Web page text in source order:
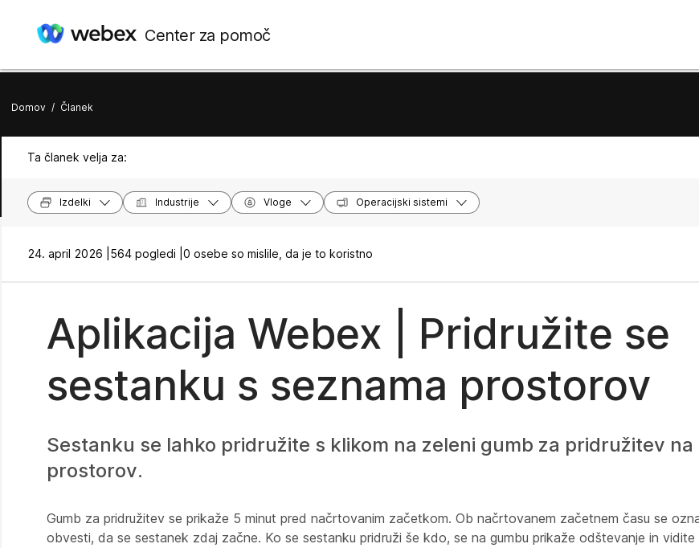
Center za pomoč
Domov / Članek
Ta članek velja za:
Izdelki Industrije Vloge Operacijski sistemi
24. april 2026 | 564 pogledi | 0 osebe so mislile, da je to koristno
Aplikacija Webex | Pridružite se
sestanku s seznama prostorov
Sestanku se lahko pridružite s klikom na zeleni gumb za pridružitev na
prostorov.
Gumb za pridružitev se prikaže 5 minut pred načrtovanim začetkom. Ob načrtovanem začetnem času se
obvesti, da se sestanek zdaj začne. Ko se sestanku pridruži še kdo, se na gumbu prikaže odštevanje in vidite